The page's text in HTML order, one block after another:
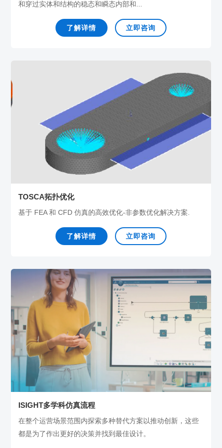
和穿过实体和结构的稳态和瞬态内部和...
了解详情 立即咨询
TOSCA拓扑优化
基于 FEA 和 CFD 仿真的高效优化-非参数优化解决方案.
了解详情 立即咨询
ISIGHT多学科仿真流程
在整个运营场景范围内探索多种替代方案以推动创新，这些
都是为了作出更好的决策并找到最佳设计。